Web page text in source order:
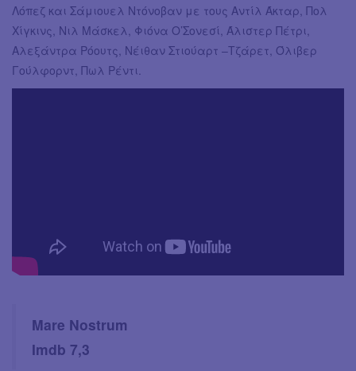
Λόπεζ και Σάμιουελ Ντόνοβαν με τους Αντίλ Άκταρ, Πολ
Χίγκινς, Νιλ Μάσκελ, Φιόνα Ο’Σονεσί, Άλιστερ Πέτρι,
Αλεξάντρα Ρόουτς, Νέιθαν Στιούαρτ –Τζάρετ, Όλιβερ
Γούλφορντ, Πωλ Ρέντι.
Mare Nostrum
Imdb 7,3